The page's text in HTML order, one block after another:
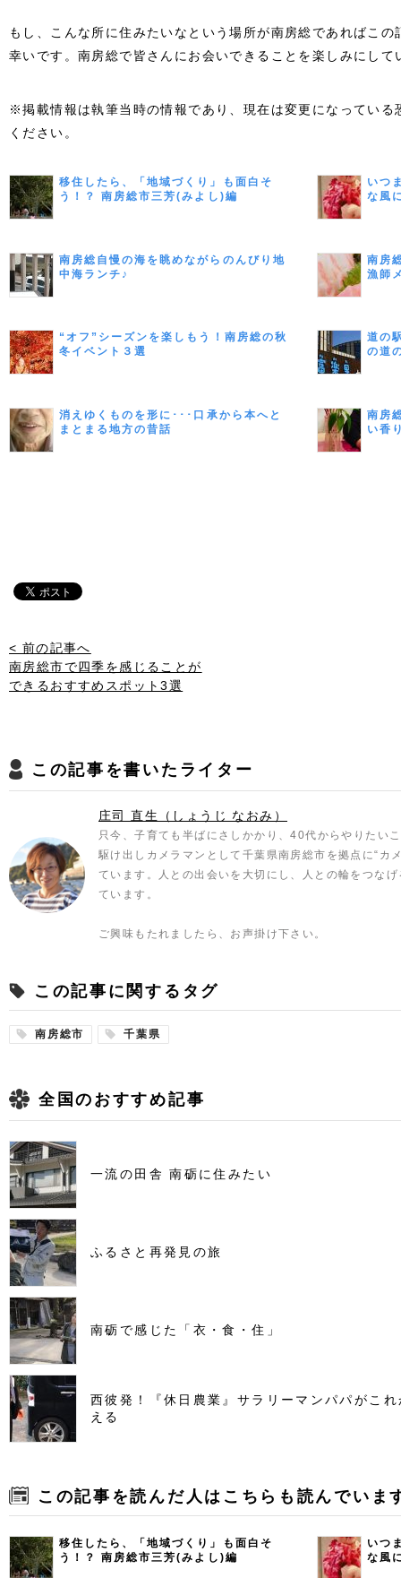
もし、こんな所に住みたいなという場所が南房総であればこ
幸いです。南房総で皆さんにお会いできることを楽しみにして
※掲載情報は執筆当時の情報であり、現在は変更になっている
ください。
移住したら、「地域づくり」も面白そ
う！？ 南房総市三芳(みよし)編
いつ
な風
南房総自慢の海を眺めながらのんびり地
中海ランチ♪
南房
漁師
“オフ”シーズンを楽しもう！南房総の秋
冬イベント３選
道の
の道
消えゆくものを形に･･･口承から本へと
まとまる地方の昔話
南房
い香
< 前の記事へ
南房総市で四季を感じることが
できるおすすめスポット3選
この記事を書いたライター
庄司 直生（しょうじ なおみ）
只今、子育ても半ばにさしかかり、40代からやりたい
駆け出しカメラマンとして千葉県南房総市を拠点に“カ
ています。人との出会いを大切にし、人との輪をつな
ています。
ご興味もたれましたら、お声掛け下さい。
この記事に関するタグ
南房総市 千葉県
全国のおすすめ記事
一流の田舎 南砺に住みたい
ふるさと再発見の旅
南砺で感じた「衣・食・住」
西彼発！『休日農業』サラリーマンパパがこ
える
この記事を読んだ人はこちらも読んでいま
移住したら、「地域づくり」も面白そ
う！？ 南房総市三芳(みよし)編
いつ
な風